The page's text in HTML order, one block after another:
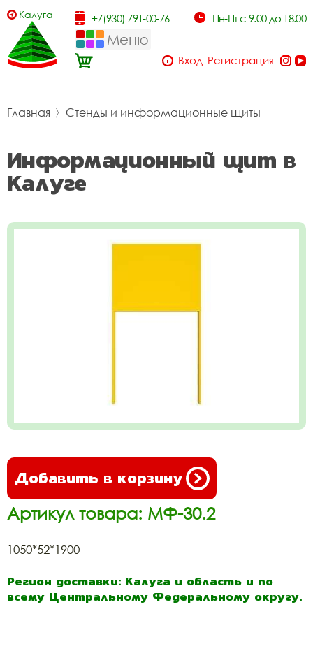
Калуга +7(930) 791-00-76 Пн-Пт с 9.00 до 18.00
Меню
Вход Регистрация
Главная 〉 Стенды и информационные щиты
Информационный щит в
Калуге
Добавить в корзину
Артикул товара: МФ-30.2
1050*52*1900
Регион доставки: Калуга и область и по
всему Центральному Федеральному округу.